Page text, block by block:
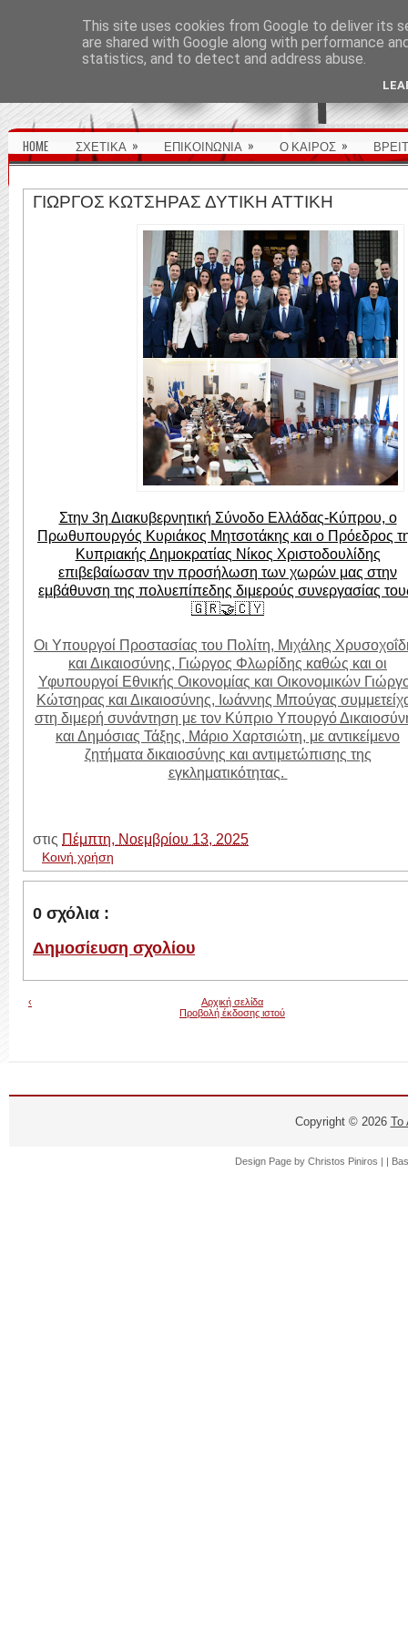
HOME ΣΧΕΤΙΚΑ » ΕΠΙΚΟΙΝΩΝΙΑ » Ο ΚΑΙΡΟΣ »
ΓΙΩΡΓΟΣ ΚΩΤΣΗΡΑΣ ΔΥΤΙΚΗ ΑΤΤΙΚΗ
Στην 3η Διακυβερνητική Σύνοδο Ελλάδας-Κύπρου, ο
Πρωθυπουργός Κυριάκος Μητσοτάκης και ο Πρόεδρος
Κυπριακής Δημοκρατίας Νίκος Χριστοδουλίδης
επιβεβαίωσαν την προσήλωση των χωρών μας στην
εμβάθυνση της πολυεπίπεδης διμερούς συνεργασίας
🇬🇷🤝🇨🇾
Οι Υπουργοί Προστασίας του Πολίτη, Μιχάλης
και Δικαιοσύνης, Γιώργος Φλωρίδης καθώς και οι
Υφυπουργοί Εθνικής Οικονομίας και Οικονομικών
Κώτσηρας και Δικαιοσύνης, Ιωάννης Μπούγας
στη διμερή συνάντηση με τον Κύπριο Υπουργό
και Δημόσιας Τάξης, Μάριο Χαρτσιώτη, με αντικείμενο
ζητήματα δικαιοσύνης και αντιμετώπισης της
εγκληματικότητας.
στις Πέμπτη, Νοεμβρίου 13, 2025
Κοινή χρήση
0 σχόλια :
Δημοσίευση σχολίου
‹
Αρχική σελίδα
Προβολή έκδοσης ιστού
Copyright © 2026 Το
Design Page by Christos Piniros | |
This site uses cookies from Google to deliver its
are shared with Google along with performance
statistics, and to detect and address abuse.